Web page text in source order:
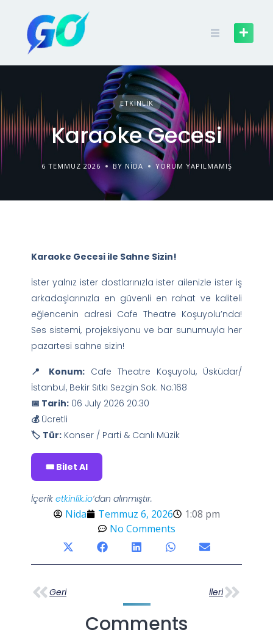
ETKINLIK
Karaoke Gecesi
6 TEMMUZ 2026 BY NIDA YORUM YAPILMAMIŞ
Karaoke Gecesi ile Sahne Sizin!
İster yalnız ister dostlarınızla ister ailenizle ister iş
arkadaşlarınızla en güvenli en rahat ve kaliteli
eğlencenin adresi Cafe Theatre Koşuyolu’nda!
Ses sistemi, projeksiyonu ve bar sunumuyla her
pazartesi sahne sizin!
📍 Konum: Cafe Theatre Koşuyolu, Üsküdar/
İstanbul, Bekir Sıtkı Sezgin Sok. No:168
📅 Tarih: 06 July 2026 20:30
💰Ücretli
🏷️ Tür: Konser / Parti & Canlı Müzik
🎟️ Bilet Al
İçeriketkinlik.io‘dan alınmıştır.
Nida Temmuz 6, 2026
1:08 pm
No Comments
Geri İleri
Comments